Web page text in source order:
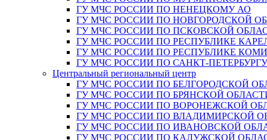
ГУ МЧС РОССИИ ПО НЕНЕЦКОМУ АО
ГУ МЧС РОССИИ ПО НОВГОРОДСКОЙ
ГУ МЧС РОССИИ ПО ПСКОВСКОЙ
ГУ МЧС РОССИИ ПО РЕСПУБЛИКЕ
ГУ МЧС РОССИИ ПО РЕСПУБЛИКЕ КОМИ
ГУ МЧС РОССИИ ПО САНКТ-ПЕТЕРБУРГУ
Центральный региональный центр
ГУ МЧС РОССИИ ПО БЕЛГОРОДСКОЙ
ГУ МЧС РОССИИ ПО БРЯНСКОЙ
ГУ МЧС РОССИИ ПО ВОРОНЕЖСКОЙ
ГУ МЧС РОССИИ ПО ВЛАДИМИРСКОЙ
ГУ МЧС РОССИИ ПО ИВАНОВСКОЙ
ГУ МЧС РОССИИ ПО КАЛУЖСКОЙ